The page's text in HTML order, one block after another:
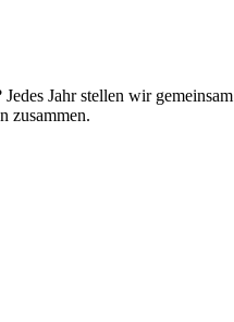
Jahr stellen wir
zusammen.